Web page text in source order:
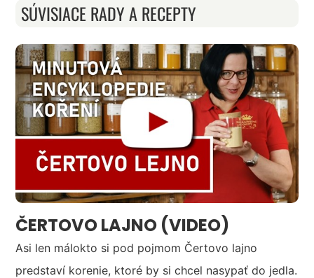
SÚVISIACE RADY A RECEPTY
ČERTOVO LAJNO (VIDEO)
Asi len málokto si pod pojmom Čertovo lajno
predstaví korenie, ktoré by si chcel nasypať do jedla.